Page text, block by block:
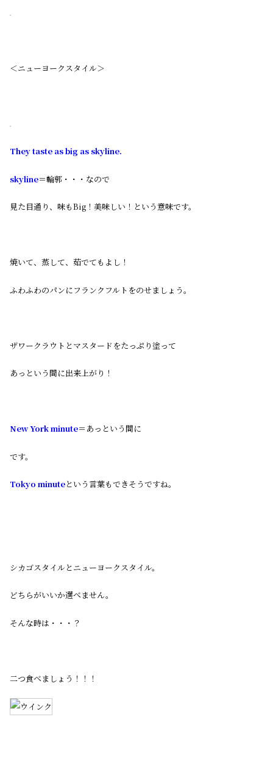
＜ニューヨークスタイル＞
They taste as big as skyline.
skyline＝輪郭・・・なので
見た目通り、味もBig！美味しい！という意味です。
焼いて、蒸して、茹でてもよし！
ふわふわのパンにフランクフルトをのせましょう。
ザワークラウトとマスタードをたっぷり塗って
あっという間に出来上がり！
New York minute＝あっという間に
です。
Tokyo minuteという言葉もできそうですね。
シカゴスタイルとニューヨークスタイル。
どちらがいいか選べません。
そんな時は・・・？
二つ食べましょう！！！